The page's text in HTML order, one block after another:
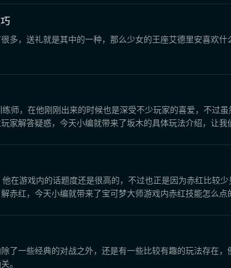
多，送礼就是其中的一种，那么少女的王座艾德里安喜欢
师，在他刚刚出来的时候也是深受不少玩家的喜爱，不过
解答疑惑，今天小编就带来了坂木的具体玩法介绍，让我
在游戏内的话题度还是很高的，不过也正是因为赤红比较
赤红，今天小编就带来了宝可梦大师游戏内赤红技能怎么点
了一些经典的对战之外，还是有一些比较有趣的玩法存在
。